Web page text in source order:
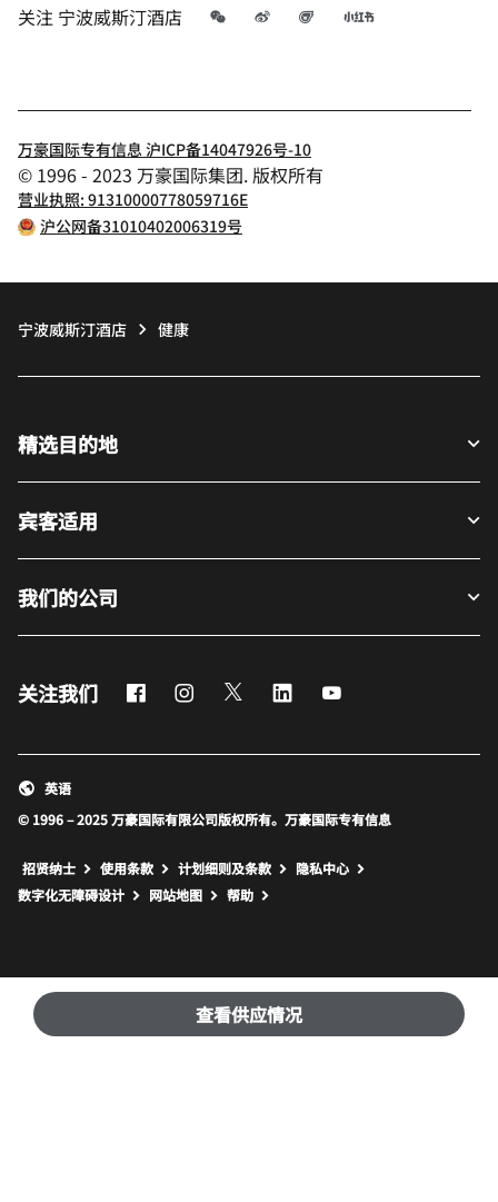
查看供应情况
关注 宁波威斯汀酒店 微信 微博 飞猪 小红书
万豪国际专有信息 沪ICP备14047926号-10
© 1996 - 2023 万豪国际集团. 版权所有
营业执照: 91310000778059716E
沪公网备31010402006319号
宁波威斯汀酒店 健康
精选目的地
宾客适用
我们的公司
关注我们 FacebookInstagram
Twitter LinkedIn
© 1996 – 2025 万豪国际有限公司版权所有。万豪国际专有信息
英语
招贤纳士 使用条款 计划细则及条款
隐私中心
数字化无障碍设计
网站地图 打开新窗口
帮助